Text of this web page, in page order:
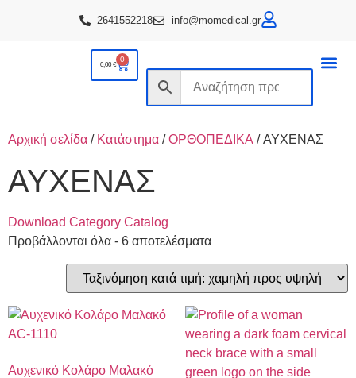
2641552218 info@momedical.gr
0,00 €
0
Αρχική σελίδα / Κατάστημα /ΟΡΘΟΠΕΔΙΚΑ / ΑΥΧΕΝΑΣ
ΑΥΧΕΝΑΣ
Download Category Catalog
Προβάλλονται όλα - 6 αποτελέσματα
Αυχενικό Κολάρο Μαλακό